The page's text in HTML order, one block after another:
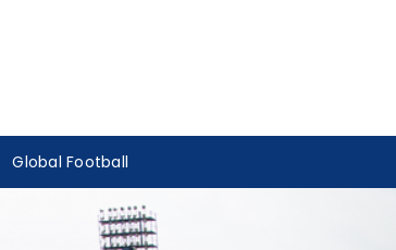
Global Football